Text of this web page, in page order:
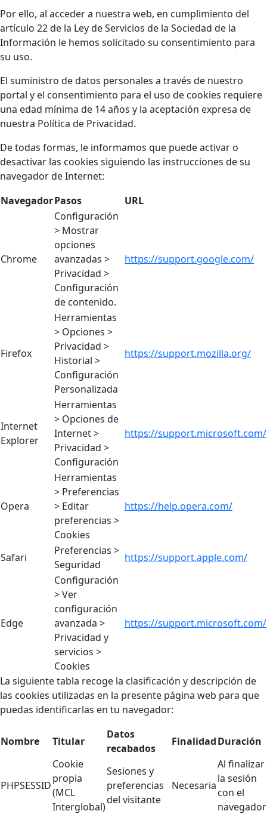
Por ello, al acceder a nuestra web, en cumplimiento del
artículo 22 de la Ley de Servicios de la Sociedad de la
Información le hemos solicitado su consentimiento para
su uso.
El suministro de datos personales a través de nuestro
portal y el consentimiento para el uso de cookies requiere
una edad mínima de 14 años y la aceptación expresa de
nuestra Política de Privacidad.
De todas formas, le informamos que puede activar o
desactivar las cookies siguiendo las instrucciones de su
navegador de Internet:
NavegadorPasos URL
Chrome
Configuración
> Mostrar
opciones
avanzadas >
Privacidad >
Configuración
de contenido.
https://support.google.com/
Firefox
Herramientas
> Opciones >
Privacidad >
Historial >
Configuración
Personalizada
https://support.mozilla.org/
Internet
Explorer
Herramientas
> Opciones de
Internet >
Privacidad >
Configuración
https://support.microsoft.com/
Opera
Herramientas
> Preferencias
> Editar
preferencias >
Cookies
https://help.opera.com/
Safari
Preferencias >
Seguridad
https://support.apple.com/
Edge
Configuración
> Ver
configuración
avanzada >
Privacidad y
servicios >
Cookies
https://support.microsoft.com/
La siguiente tabla recoge la clasificación y descripción de
las cookies utilizadas en la presente página web para que
puedas identificarlas en tu navegador:
Nombre Titular
Datos
recabados
FinalidadDuración
PHPSESSID
Cookie
propia
(MCL
Interglobal)
Sesiones y
preferencias
del visitante
Necesaria
Al finalizar
la sesión
con el
navegador